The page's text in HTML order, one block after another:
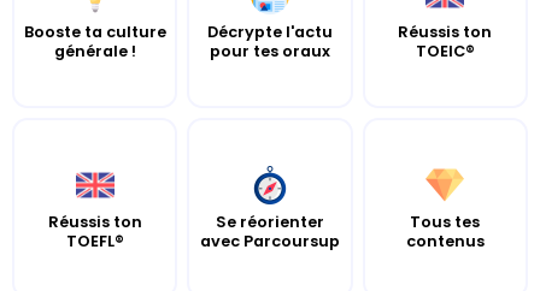
Booste ta culture
générale !
Décrypte l'actu
pour tes oraux
Réussis ton
TOEIC®
Réussis ton
TOEFL®
Se réorienter
avec Parcoursup
Tous tes
contenus